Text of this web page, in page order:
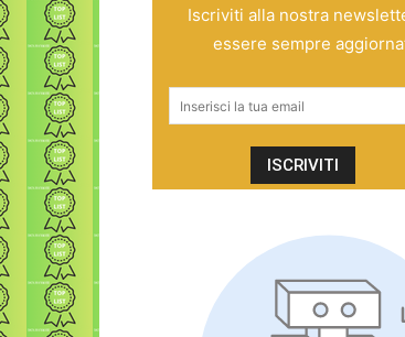
Iscriviti alla nostra
essere sempre